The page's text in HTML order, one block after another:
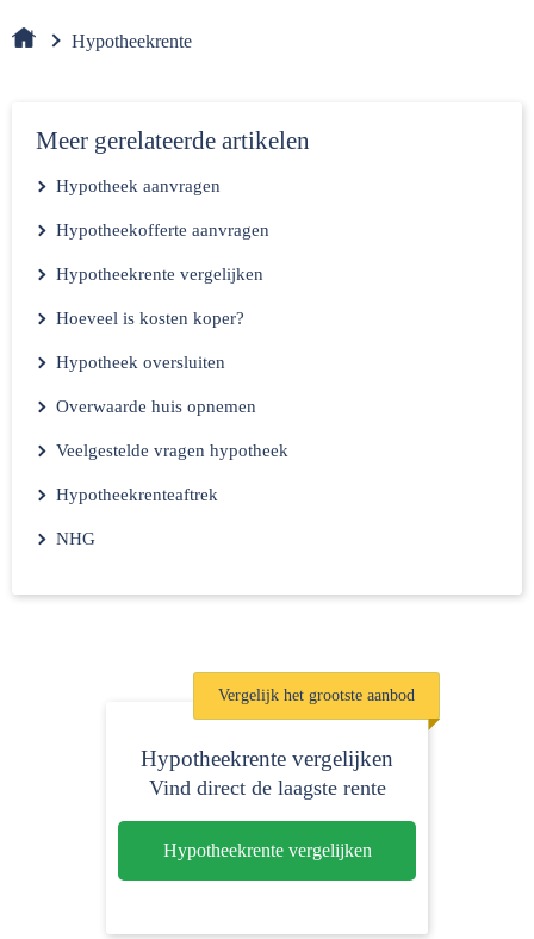
Hypotheekrente
Meer gerelateerde artikelen
Hypotheek aanvragen
Hypotheekofferte aanvragen
Hypotheekrente vergelijken
Hoeveel is kosten koper?
Hypotheek oversluiten
Overwaarde huis opnemen
Veelgestelde vragen hypotheek
Hypotheekrenteaftrek
NHG
Vergelijk het grootste aanbod
Hypotheekrente vergelijken
Vind direct de laagste rente
Hypotheekrente vergelijken